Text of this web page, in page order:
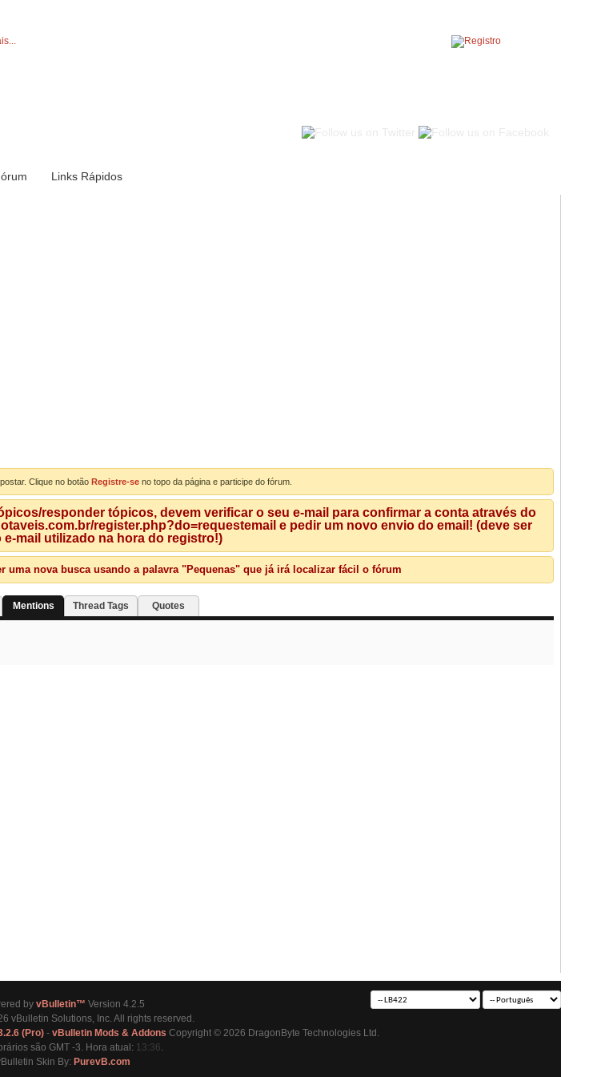
Links Rápidos
Clique no botão Registre-se no topo da página e participe do fórum.
responder tópicos, devem verificar o seu e-mail para confirmar a conta através do
register.php?do=requestemail e pedir um novo envio do email! (deve ser
e-mail utilizado na hora do registro!)
uma nova busca usando a palavra "Pequenas" que já irá localizar fácil o fórum
Mentions Thread Tags Quotes
by vBulletin™ Version 4.2.5
vBulletin Solutions, Inc. All rights reserved.
(Pro)- vBulletin Mods & Addons Copyright © 2026 DragonByte Technologies Ltd.
são GMT -3. Hora atual: 13:36.
Skin By: PurevB.com